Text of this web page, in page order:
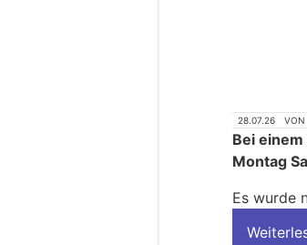
28.07.26 VON